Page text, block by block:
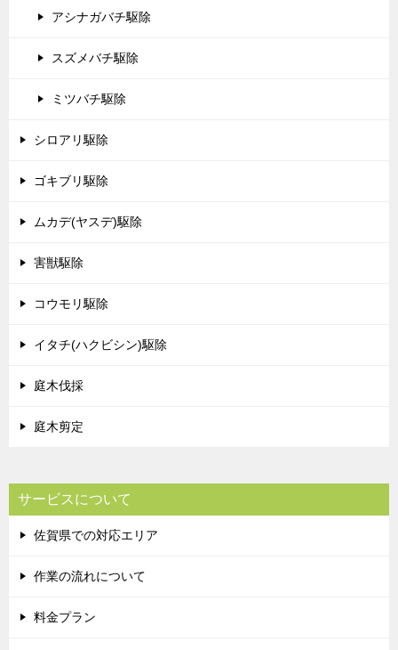
アシナガバチ駆除
スズメバチ駆除
ミツバチ駆除
シロアリ駆除
ゴキブリ駆除
ムカデ(ヤスデ)駆除
害獣駆除
コウモリ駆除
イタチ(ハクビシン)駆除
庭木伐採
庭木剪定
サービスについて
佐賀県での対応エリア
作業の流れについて
料金プラン